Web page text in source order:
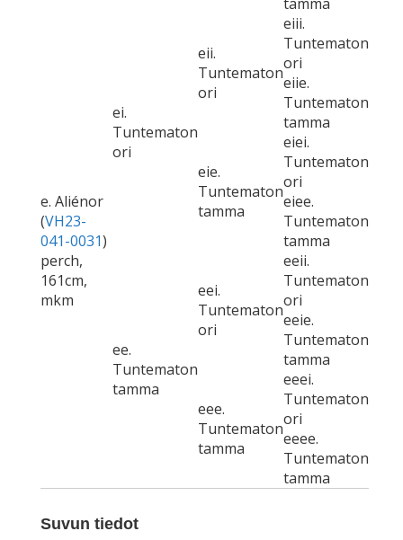
e. Aliénor
(VH23-
041-0031)
perch,
161cm,
mkm
ei.
Tuntematon
ori
eii.
Tuntematon
ori
eiii.
Tuntematon
ori
eiie.
Tuntematon
tamma
eie.
Tuntematon
tamma
eiei.
Tuntematon
ori
eiee.
Tuntematon
tamma
ee.
Tuntematon
tamma
eei.
Tuntematon
ori
eeii.
Tuntematon
ori
eeie.
Tuntematon
tamma
eee.
Tuntematon
tamma
eeei.
Tuntematon
ori
eeee.
Tuntematon
tamma
Suvun tiedot